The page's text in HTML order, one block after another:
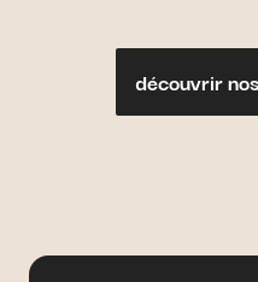
découvrir